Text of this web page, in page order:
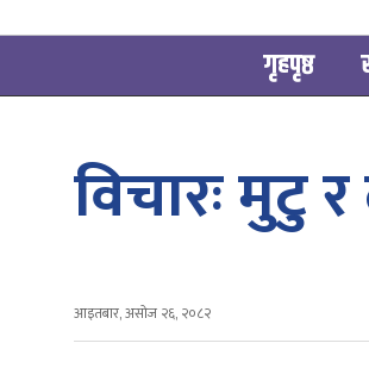
गृहपृष्ठ
विचारः मुटु
आइतबार, असोज २६, २०८२